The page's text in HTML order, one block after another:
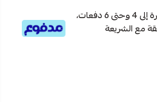
اطلب الآن دفاية هالوجين اكسبير XP18EH واستمتع بدفء يدوم
المريح عبر تابي وتمارا من متجر
قسم دفعاتك بطريقة ميسرة إلى 4 وحتى 6 دفعات،
مع الشريعة